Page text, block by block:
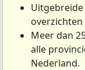
Meer dan
alle
Nederland.